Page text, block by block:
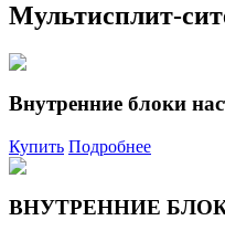
Мультисплит-
Внутренние блоки
Купить Подробнее
ВНУТРЕННИЕ